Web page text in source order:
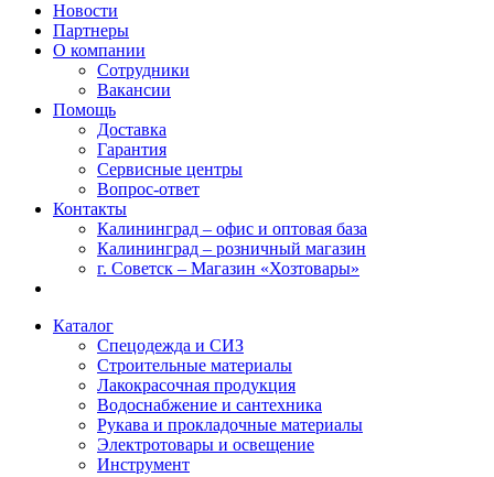
Новости
Партнеры
О компании
Сотрудники
Вакансии
Помощь
Доставка
Гарантия
Сервисные центры
Вопрос-ответ
Контакты
Калининград – офис и оптовая база
Калининград – розничный магазин
г. Советск – Магазин «Хозтовары»
Каталог
Спецодежда и СИЗ
Строительные материалы
Лакокрасочная продукция
Водоснабжение и сантехника
Рукава и прокладочные материалы
Электротовары и освещение
Инструмент